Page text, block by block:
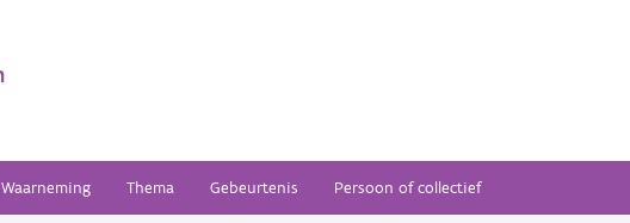
Waarneming Thema Gebeurtenis Persoon of collectief